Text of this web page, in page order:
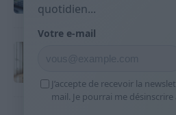
9 avril 2026
Sport 10 minutes
9 avril 2026
quotidien...
Votre e-mail
J’accepte de recevoir la
mail. Je pourrai me